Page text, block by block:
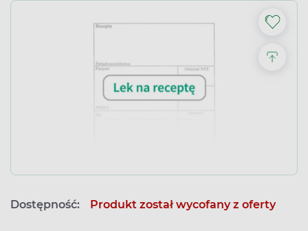
Dostępność: Produkt został wycofany z oferty